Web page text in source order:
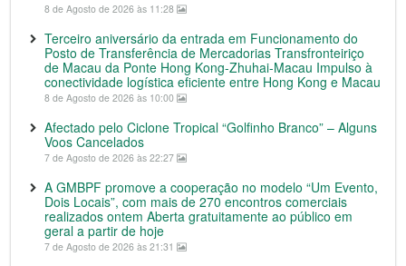
8 de Agosto de 2026 às 11:28
Terceiro aniversário da entrada em Funcionamento do
Posto de Transferência de Mercadorias Transfronteiriço
de Macau da Ponte Hong Kong-Zhuhai-Macau Impulso à
conectividade logística eficiente entre Hong Kong e Macau
8 de Agosto de 2026 às 10:00
Afectado pelo Ciclone Tropical “Golfinho Branco” – Alguns
Voos Cancelados
7 de Agosto de 2026 às 22:27
A GMBPF promove a cooperação no modelo “Um Evento,
Dois Locais”, com mais de 270 encontros comerciais
realizados ontem Aberta gratuitamente ao público em
geral a partir de hoje
7 de Agosto de 2026 às 21:31